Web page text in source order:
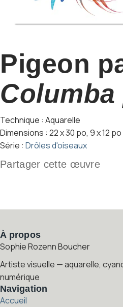
Pigeon
Technique : Aquarelle
Dimensions : 22 x 30 po, 9 x 12 po
Série : Drôles d'oiseaux
Partager cette œuvre
À propos
Sophie Rozenn Boucher
Artiste visuelle — aquarelle,
numérique
Navigation
Accueil